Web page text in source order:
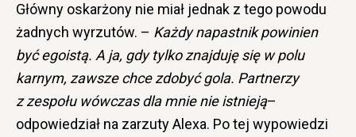
Główny oskarżony nie miał jednak z tego powodu
żadnych wyrzutów. – Każdy napastnik powinien
być egoistą. A ja, gdy tylko znajduję się w polu
karnym, zawsze chce zdobyć gola. Partnerzy
z zespołu wówczas dla mnie nie istnieją–
odpowiedział na zarzuty Alexa. Po tej wypowiedzi